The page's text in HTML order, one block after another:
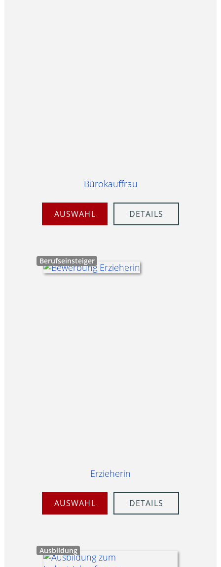
Bürokauffrau
AUSWAHL DETAILS
Berufseinsteiger
Erzieherin
AUSWAHL DETAILS
Ausbildung